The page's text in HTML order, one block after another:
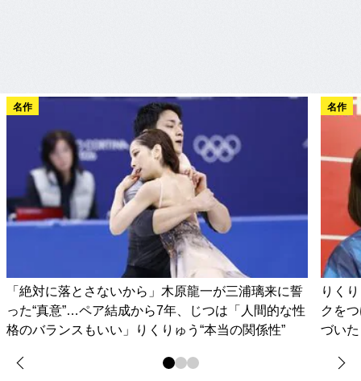
名作
「絶対に落とさないから」木原龍一が三浦璃来に誓
った“真意”…ペア結成から7年、じつは「人間的な性
格のバランスもいい」りくりゅう“本当の関係性”
名作
りく
クを
づい